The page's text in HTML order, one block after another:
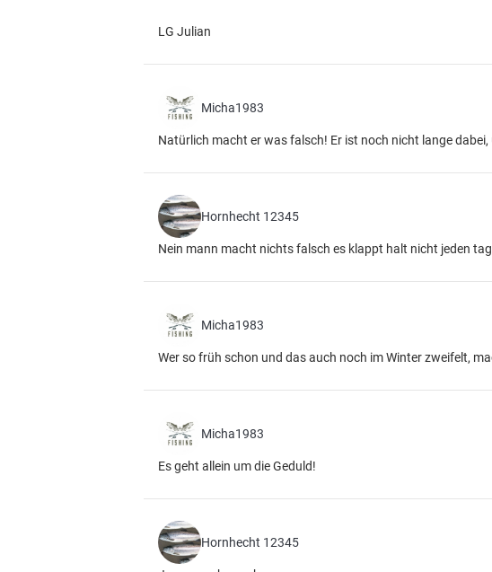
LG Julian
Micha1983
Natürlich macht er was falsch! Er ist noch nicht lange
Hornhecht 12345
Nein mann macht nichts falsch es klappt halt nicht jeden
Micha1983
Wer so früh schon und das auch noch im Winter zweifelt,
Micha1983
Es geht allein um die Geduld!
Hornhecht 12345